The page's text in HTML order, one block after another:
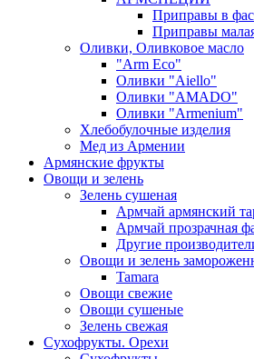
Приправы в
Приправы
Оливки, Оливковое масло
"Arm Eco"
Оливки "Aiello"
Оливки "AMADO"
Оливки "Armenium"
Хлебобулочные изделия
Мед из Армении
Армянские фрукты
Овощи и зелень
Зелень сушеная
Армчай армянский
Армчай прозрачная
Другие
Овощи и зелень
Tamara
Овощи свежие
Овощи сушеные
Зелень свежая
Сухофрукты. Орехи